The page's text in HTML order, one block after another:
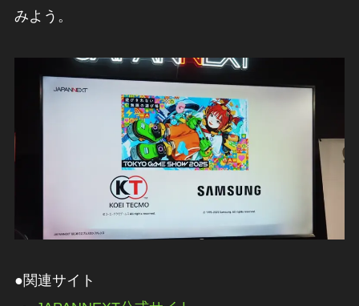
みよう。
●関連サイト